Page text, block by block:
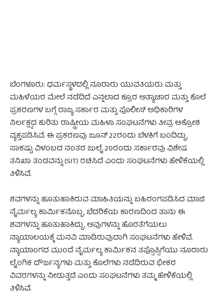
ಬೆಂಗಳೂರು: ಧರ್ಮಸ್ಥಳದಲ್ಲಿ ನೂರಾರು ಯುವತಿಯರು ಮತ್ತು
ಮಹಿಳೆಯರ ಮೇಲೆ ನಡೆದಿದೆ ಎನ್ನಲಾದ ಕ್ರೂರ ಅತ್ಯಾಚಾರ ಮತ್ತು ಕೊಲೆ
ಪ್ರಕರಣಗಳ ಬಗ್ಗೆ ರಾಜ್ಯ ಸರ್ಕಾರ ಮತ್ತು ಪೊಲೀಸ್ ಅಧಿಕಾರಿಗಳ
ನಿರ್ಲಕ್ಷ್ಯದ ಕುರಿತು ರಾಷ್ಟ್ರೀಯ ಮಹಿಳಾ ಸಂಘಟನೆಗಳು ತೀವ್ರ ಆಕ್ರೋಶ
ವ್ಯಕ್ತಪಡಿಸಿವೆ. ಈ ಪ್ರಕರಣವು ಜೂನ್ 22ರಂದು ಬೆಳಕಿಗೆ ಬಂದಿದ್ದು,
ಸಾಕಷ್ಟು ವಿಳಂಬದ ನಂತರ ಜುಲೈ 20ರಂದು ಸರ್ಕಾರವು ವಿಶೇಷ
ತನಿಖಾ ತಂಡವನ್ನು (SIT) ರಚಿಸಿದೆ ಎಂದು ಸಂಘಟನೆಗಳು ಹೇಳಿಕೆಯಲ್ಲಿ
ತಿಳಿಸಿವೆ.
ಶವಗಳನ್ನು ಹೂತುಹಾಕಿರುವ ಮಾಹಿತಿಯನ್ನು ಬಹಿರಂಗಪಡಿಸಿದ ಮಾಜಿ
ನೈರ್ಮಲ್ಯ ಕಾರ್ಮಿಕನೊಬ್ಬ, ಬೆದರಿಕೆಯ ಕಾರಣದಿಂದ ತಾನು ಈ
ಶವಗಳನ್ನು ಹೂತುಹಾಕಿದ್ದು, ಅವುಗಳನ್ನು ಹೊರತೆಗೆಯಲು
ನ್ಯಾಯಾಲಯಕ್ಕೆ ಮನವಿ ಮಾಡಿರುವುದಾಗಿ ಸಂಘಟನೆಗಳು ಹೇಳಿವೆ.
ನ್ಯಾಯಾಂಗದ ಮುಂದೆ ನೈರ್ಮಲ್ಯ ಕಾರ್ಮಿಕನ ತಪ್ಪೊಪ್ಪಿಗೆಯು ನೂರಾರು
ಲೈಂಗಿಕ ದೌರ್ಜನ್ಯಗಳು ಮತ್ತು ಕೊಲೆಗಳು ನಡೆದಿರುವ ಭೀಕರ
ವಿವರಗಳನ್ನು ನೀಡುತ್ತದೆ ಎಂದು ಸಂಘಟನೆಗಳು ತಮ್ಮ ಹೇಳಿಕೆಯಲ್ಲಿ
ತಿಳಿಸಿವೆ.